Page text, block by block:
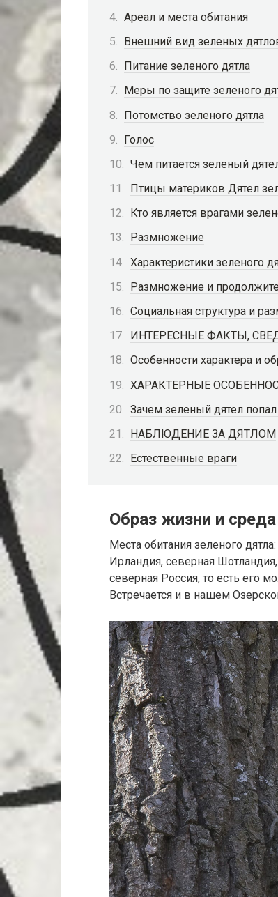
Ареал и места обитания
Внешний вид зеленых
Питание зеленого дятла
Меры по защите зеленого
Потомство зеленого дятла
Голос
Чем питается зеленый
Птицы материков Дятел
Кто является врагами
Размножение
Характеристики зеленого
Размножение и
Социальная структура и
ИНТЕРЕСНЫЕ ФАКТЫ,
Особенности характера и
ХАРАКТЕРНЫЕ
Зачем зеленый дятел
НАБЛЮДЕНИЕ ЗА ДЯТЛОМ
Естественные враги
Образ жизни и
Места обитания зеленого
Ирландия, северная
северная Россия, то есть его
Встречается и в нашем